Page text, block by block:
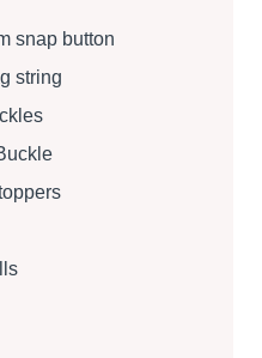
snap button
string